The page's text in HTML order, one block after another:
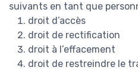
suivants en tant que
droit d’accès
droit de rectification
droit à l’effacement
droit de restreindre le